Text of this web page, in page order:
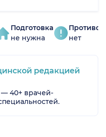
Подготовка
не нужна
нет
редакцией
— 40+ врачей-